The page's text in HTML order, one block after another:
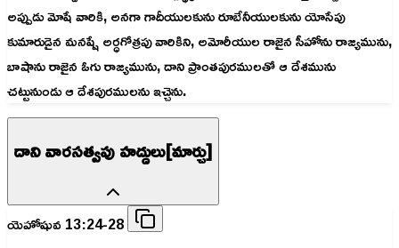
అప్పుడు మోషే వారికి, అనగా గాదీయులకును రూబేనీయులకును యోసేపు
కుమారుడైన మనష్షే అర్ధగోత్రపు వారికిని, అమోరీయుల రాజైన సీహోను రాజ్యమును,
బాషాను రాజైన ఓగు రాజ్యమును, దాని ప్రాంతపురములతో ఆ దేశమును
చట్టునుండు ఆ దేశపురములను ఇచ్చెను.
దాని వారసత్వపు హద్దులు[మార్చు]
యెహోషువ 13:24-28